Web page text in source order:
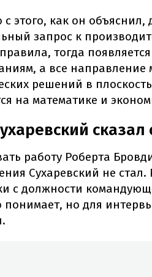
с этого, как он
запрос к
тогда
а все направление
решений в
на математике и
сказал
работу Роберта
Сухаревский не
с должности
но для